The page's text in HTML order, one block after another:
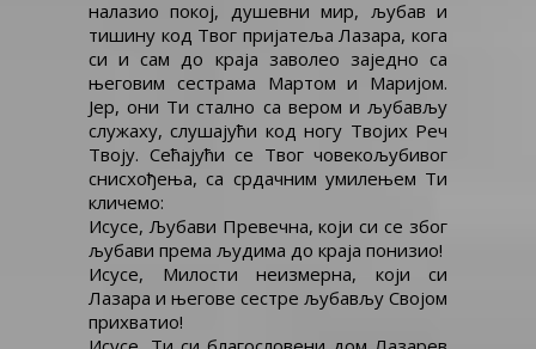
налазио покој, душевни мир, љубав и
тишину код Твог пријатеља Лазара, кога
си и сам до краја заволео заједно са
његовим сестрама Мартом и Маријом.
Јер, они Ти стално са вером и љубављу
служаху, слушајући код ногу Твојих Реч
Твоју. Сећајући се Твог човекољубивог
снисхођења, са срдачним умилењем Ти
кличемо:
Исусе, Љубави Превечна, који си се због
љубави према људима до краја понизио!
Исусе, Милости неизмерна, који си
Лазара и његове сестре љубављу Својом
прихватио!